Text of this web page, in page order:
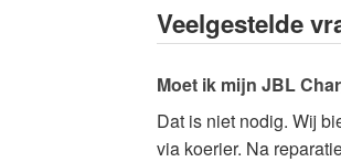
Veelgestelde
Moet ik mijn JBL
Dat is niet nodig. Wij
via koerier. Na